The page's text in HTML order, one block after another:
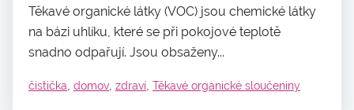
Těkavé organické látky (VOC) jsou chemické látky
na bázi uhlíku, které se při pokojové teplotě
snadno odpařují. Jsou obsaženy...
čistička, domov, zdraví, Těkavé organické sloučeniny